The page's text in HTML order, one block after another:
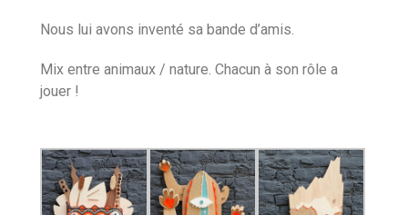
Nous lui avons inventé sa bande d’amis.
Mix entre animaux / nature. Chacun à son rôle a
jouer !